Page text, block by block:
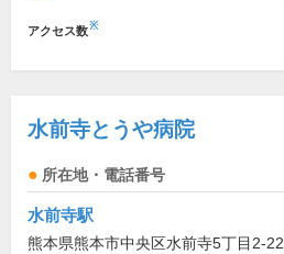
アクセス数※
水前寺とうや病院
所在地・電話番号
水前寺駅
熊本県熊本市中央区水前寺5丁目2-22